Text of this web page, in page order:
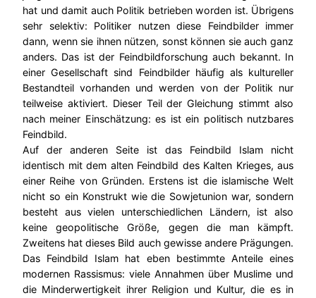
hat und damit auch Politik betrieben worden ist. Übrigens
sehr selektiv: Politiker nutzen diese Feindbilder immer
dann, wenn sie ihnen nützen, sonst können sie auch ganz
anders. Das ist der Feindbildforschung auch bekannt. In
einer Gesellschaft sind Feindbilder häufig als kultureller
Bestandteil vorhanden und werden von der Politik nur
teilweise aktiviert. Dieser Teil der Gleichung stimmt also
nach meiner Einschätzung: es ist ein politisch nutzbares
Feindbild.
Auf der anderen Seite ist das Feindbild Islam nicht
identisch mit dem alten Feindbild des Kalten Krieges, aus
einer Reihe von Gründen. Erstens ist die islamische Welt
nicht so ein Konstrukt wie die Sowjetunion war, sondern
besteht aus vielen unterschiedlichen Ländern, ist also
keine geopolitische Größe, gegen die man kämpft.
Zweitens hat dieses Bild auch gewisse andere Prägungen.
Das Feindbild Islam hat eben bestimmte Anteile eines
modernen Rassismus: viele Annahmen über Muslime und
die Minderwertigkeit ihrer Religion und Kultur, die es in